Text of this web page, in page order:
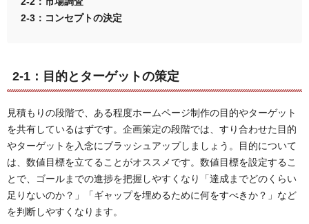
2-3：コンセプトの決定
2-1：目的とターゲットの策定
見積もりの段階で、ある程度ホームページ制作の目的やターゲット
を共有しているはずです。企画策定の段階では、すり合わせた目的
やターゲットを入念にブラッシュアップしましょう。目的について
は、数値目標を立てることがオススメです。数値目標を設定するこ
とで、ゴールまでの進捗を把握しやすくなり「達成までどのくらい
足りないのか？」「ギャップを埋めるために何をすべきか？」など
を判断しやすくなります。